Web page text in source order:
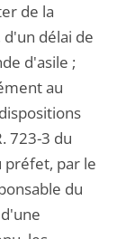
de la
délai de
d'asile ;
au
723-3 du
préfet, par le
du